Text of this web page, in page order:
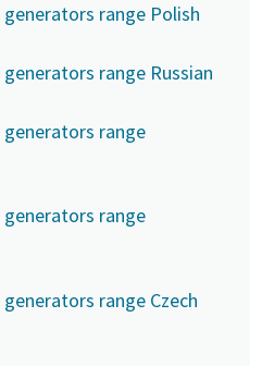
range Polish
range Russian
range
range
range Czech